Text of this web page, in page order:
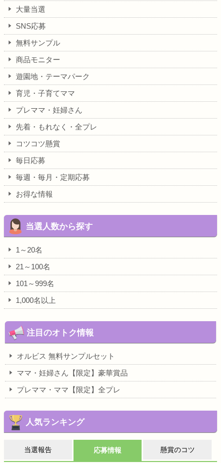
大量当選
SNS応募
無料サンプル
商品モニター
遊園地・テーマパーク
育児・子育てママ
プレママ・妊婦さん
先着・もれなく・全プレ
コツコツ懸賞
毎日応募
毎週・毎月・定期応募
お得な情報
当選人数から探す
1～20名
21～100名
101～999名
1,000名以上
注目のオトク情報
オルビス 無料サンプルセット
ママ・妊婦さん【限定】豪華賞品
プレママ・ママ【限定】全プレ
人気ランキング
当選報告 応募情報 懸賞のコツ